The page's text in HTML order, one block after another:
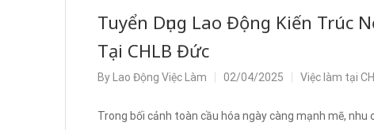
Tuyển Dụng Lao Động Kiến Trúc
Tại CHLB Đức
By Lao Động Việc Làm 02/04/2025 Việc làm tại
Trong bối cảnh toàn cầu hóa ngày càng mạnh mẽ,